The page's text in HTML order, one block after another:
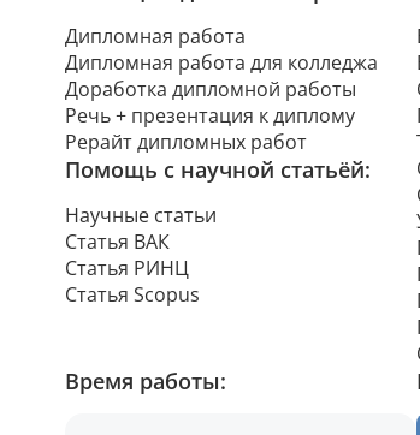
Дипломная работа
Дипломная работа для колледжа
Доработка дипломной работы
Речь + презентация к диплому
Рерайт дипломных работ
Помощь с научной статьёй:
Научные статьи
Статья ВАК
Статья РИНЦ
Статья Scopus
Время работы: